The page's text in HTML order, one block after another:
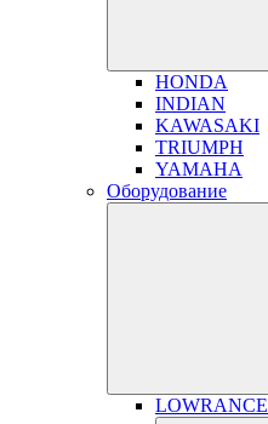
HONDA
INDIAN
KAWASAKI
TRIUMPH
YAMAHA
Оборудование
LOWRANCE